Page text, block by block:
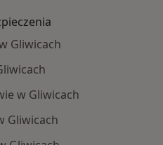
Gliwicach
w Gliwicach
Gliwicach